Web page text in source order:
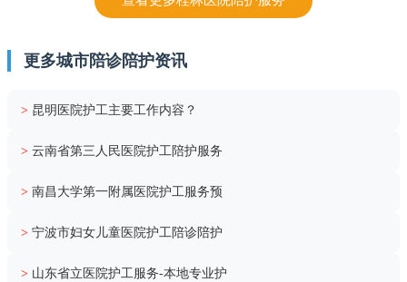
更多城市陪诊陪护资讯
> 昆明医院护工主要工作内容？
> 云南省第三人民医院护工陪护服务
> 南昌大学第一附属医院护工服务预
> 宁波市妇女儿童医院护工陪诊陪护
> 山东省立医院护工服务-本地专业护